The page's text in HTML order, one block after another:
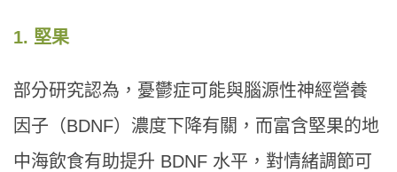
1. 堅果
部分研究認為，憂鬱症可能與腦源性神經營養
因子（BDNF）濃度下降有關，而富含堅果的地
中海飲食有助提升 BDNF 水平，對情緒調節可